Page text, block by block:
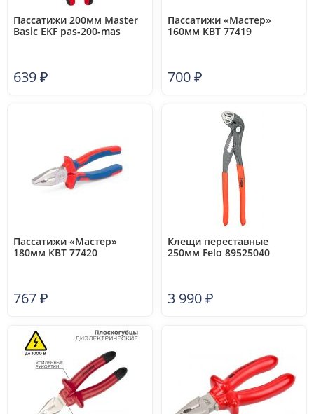
Пассатижи 200мм Master
Basic EKF pas-200-mas
639₽
Пассатижи «Мастер»
160мм КВТ 77419
700₽
Пассатижи «Мастер»
180мм КВТ 77420
767₽
Клещи переставные
250мм Felo 89525040
3 990₽